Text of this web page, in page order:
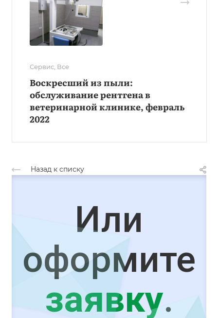
Сервис, Все
Воскресший из пыли:
обслуживание рентгена в
ветеринарной клинике, февраль
2022
Назад к списку
Или
оформите
заявку.